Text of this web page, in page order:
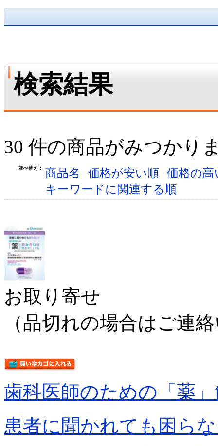
検索結果
30 件の商品がみつかり
並べ替え： 商品名 価格が安い順 価格の
キーワードに関連する順
お取り寄せ
（品切れの場合はご連
歯科医師のための「薬
患者に聞かれても困ら